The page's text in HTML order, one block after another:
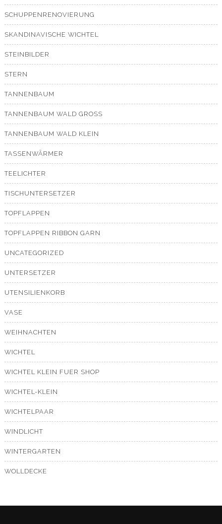
SCHUPPENRENOVIERUNG
SKANDINAVISCHE WICHTEL
STEINBILDER
STERN
TANNENBAUM
TANNENBAUM WALD GROSS
TANNENBAUM WALD KLEIN
TASSENWÄRMER
TEELICHTER
TISCHUNTERSETZER
TOPFLAPPEN
TOPFLAPPEN RIBBON GARN
UNCATEGORIZED
UNTERSETZER
UTENSILIENKORB
VASE
WEIHNACHTEN
WICHTEL
WICHTEL KLEIN FUER SHOP
WICHTEL-KLEIN
WICHTELPAAR
WINDLICHT
WINTERGARTEN
WOLLDECKE